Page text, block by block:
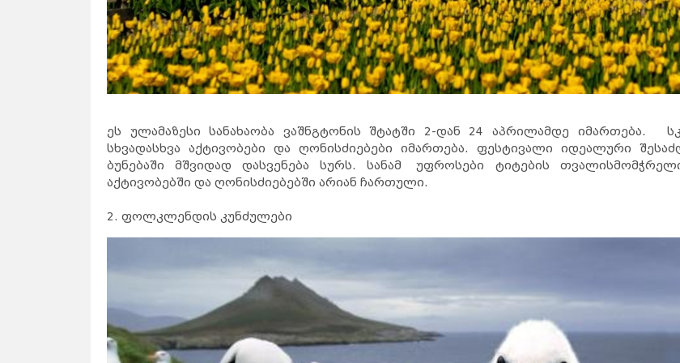
ეს ულამაზესი სანახაობა ვაშნგტონის შტატში 2-დან 24 აპრილამდე იმართება.
სხვადასხვა აქტივობები და ღონისძიებები იმართება. ფესტივალი იდეალური
ბუნებაში მშვიდად დასვენება სურს. სანამ უფროსები ტიტების
აქტივობებში და ღონისძიებებში არიან ჩართული.
2. ფოლკლენდის კუნძულები